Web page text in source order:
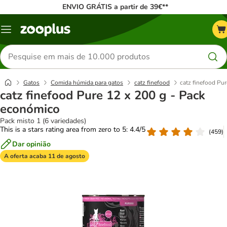
ENVIO GRÁTIS a partir de 39€**
Menu
Pesquisar
produtos
Gatos Comida húmida para gatos catz finefood catz finefood
catz finefood Pure 12 x 200 g - Pack
económico
Pack misto 1 (6 variedades)
This is a stars rating area from zero to 5: 4.4/5
(459)
Dar opinião
A oferta acaba 11 de agosto